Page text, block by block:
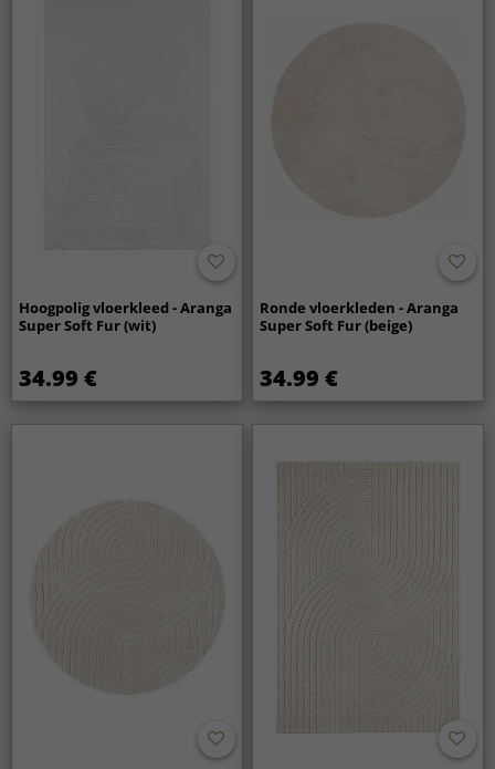
Hoogpolig vloerkleed - Aranga
Super Soft Fur (wit)
34.99 €
Ronde vloerkleden - Aranga
Super Soft Fur (beige)
34.99 €